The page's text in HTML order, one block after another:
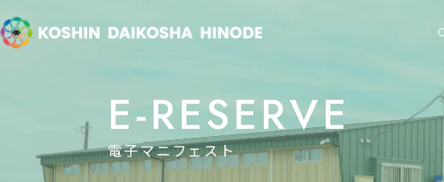
E-RESERVE
電子マニフェスト